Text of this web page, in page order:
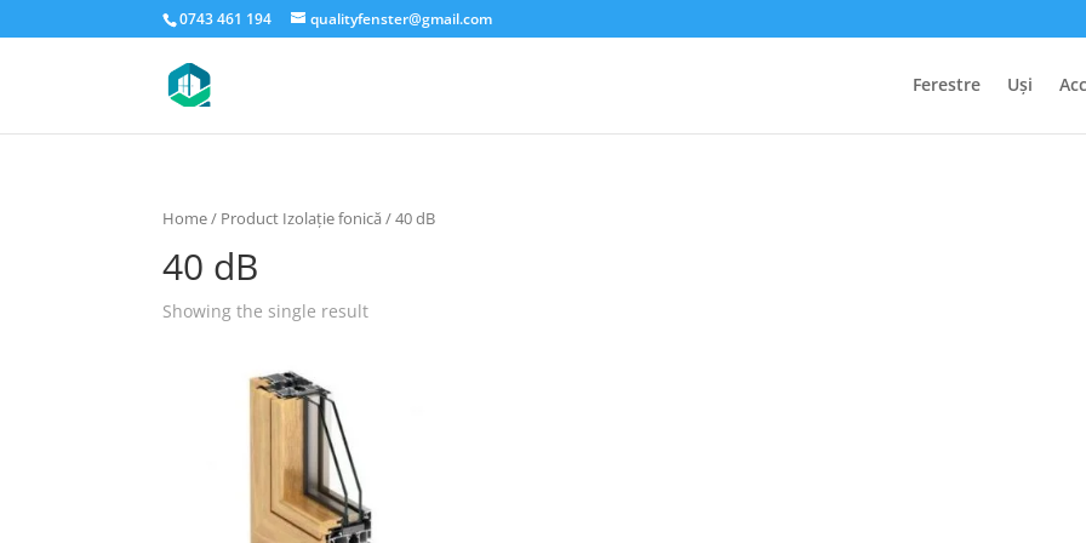
0743 461 194 qualityfenster@gmail.com
Ferestre Uși
Home/ Product Izolație fonică / 40 dB
40 dB
Showing the single result